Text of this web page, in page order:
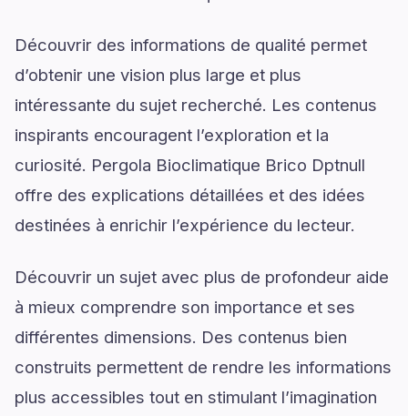
Découvrir des informations de qualité permet
d’obtenir une vision plus large et plus
intéressante du sujet recherché. Les contenus
inspirants encouragent l’exploration et la
curiosité. Pergola Bioclimatique Brico Dptnull
offre des explications détaillées et des idées
destinées à enrichir l’expérience du lecteur.
Découvrir un sujet avec plus de profondeur aide
à mieux comprendre son importance et ses
différentes dimensions. Des contenus bien
construits permettent de rendre les informations
plus accessibles tout en stimulant l’imagination